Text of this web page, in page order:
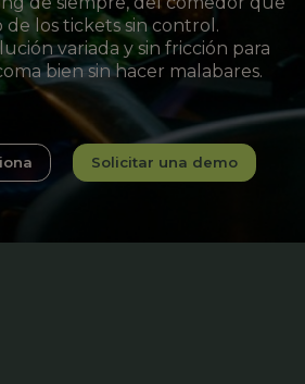
de los tickets sin control.
variada y sin fricción para
bien sin hacer malabares.
Solicitar una demo